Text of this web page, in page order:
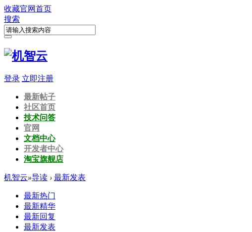
收藏官网首页
搜索
登录 立即注册
最新帖子
社区首页
技术问答
官网
文档中心
开发者中心
淘宝旗舰店
机智云»导读 › 最新发表
最新热门
最新精华
最新回复
最新发表